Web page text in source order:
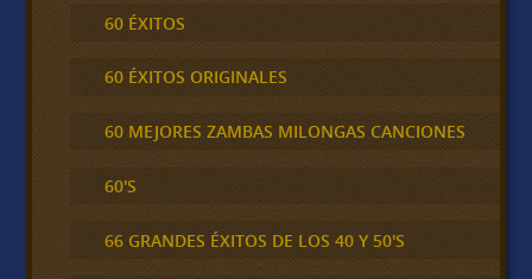
60 ÉXITOS
60 ÉXITOS ORIGINALES
60 MEJORES ZAMBAS MILONGAS CANCIONES
60'S
66 GRANDES ÉXITOS DE LOS 40 Y 50'S